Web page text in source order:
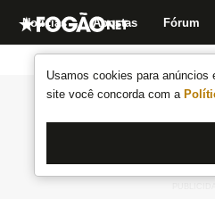
Usamos cookies para anúncios
site você concorda com a
Notícias Apostas Fórum